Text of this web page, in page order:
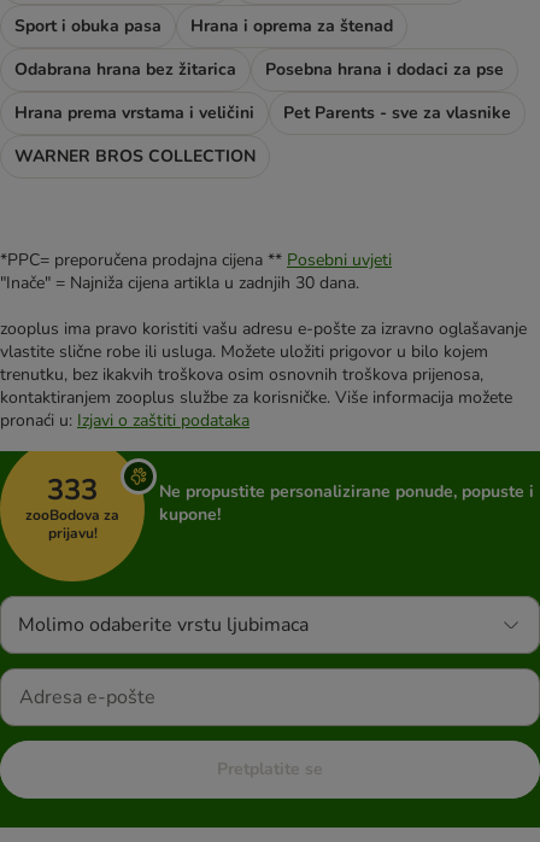
Sport i obuka pasa
Hrana i oprema za štenad
Odabrana hrana bez žitarica
Posebna hrana i dodaci za pse
Hrana prema vrstama i veličini
Pet Parents - sve za vlasnike
WARNER BROS COLLECTION
*PPC= preporučena prodajna cijena ** Posebni uvjeti
"Inače" = Najniža cijena artikla u zadnjih 30 dana.
zooplus ima pravo koristiti vašu adresu e-pošte za izravno oglašavanje
vlastite slične robe ili usluga. Možete uložiti prigovor u bilo kojem
trenutku, bez ikakvih troškova osim osnovnih troškova prijenosa,
kontaktiranjem zooplus službe za korisničke. Više informacija možete
pronaći u: Izjavi o zaštiti podataka
333
zooBodova za
prijavu!
Ne propustite personalizirane ponude, popuste i
kupone!
Molimo odaberite vrstu ljubimaca
Pretplatite se